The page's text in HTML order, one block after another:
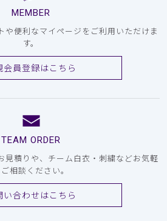
MEMBER
や便利なマイページをご利用いただけま
す。
会員登録はこちら
TEAM ORDER
見積りや、チーム白衣・刺繍などお気軽
相談ください。
い合わせはこちら